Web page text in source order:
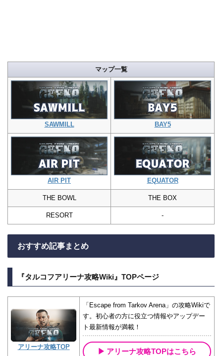
マップ一覧
SAWMILL BAY5
AIR PIT EQUATOR
THE BOWL THE BOX
RESORT -
おすすめ記事まとめ
『タルコフアリーナ攻略Wiki』TOPページ
アリーナ攻略TOP
「Escape from Tarkov Arena」の攻略Wikiで
す。初心者の方に役立つ情報やアップデー
ト最新情報が満載！
アリーナ攻略TOPはこちら